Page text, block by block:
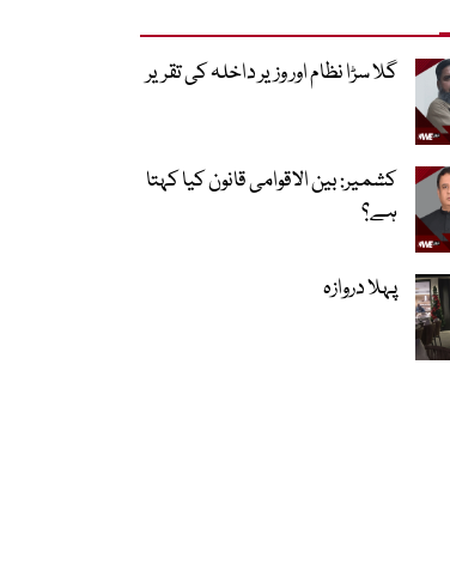
گلا سڑا نظام اور وزیر داخلہ کی تقریر
کشمیر: بین الاقوامی قانون کیا کہتا
ہے؟
پہلا دروازہ